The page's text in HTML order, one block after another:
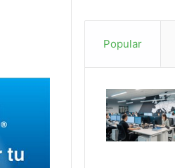
Popular